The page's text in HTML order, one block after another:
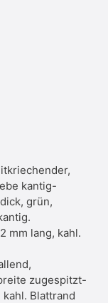
kantig-
grün,
mm lang, kahl.
zugespitzt-
kahl. Blattrand